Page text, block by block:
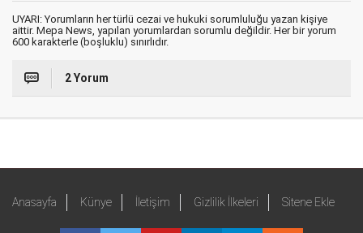
UYARI: Yorumların her türlü cezai ve hukuki sorumluluğu yazan kişiye
aittir. Mepa News, yapılan yorumlardan sorumlu değildir. Her bir yorum
600 karakterle (boşluklu) sınırlıdır.
2 Yorum
Anasayfa Künye İletişim Gizlilik İlkeleri Sitene Ekle